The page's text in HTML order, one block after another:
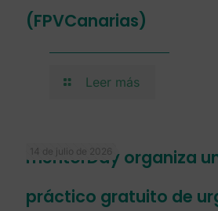
(FPVCanarias)
Leer más
14 de julio de 2026
mentorDay organiza
práctico gratuito de